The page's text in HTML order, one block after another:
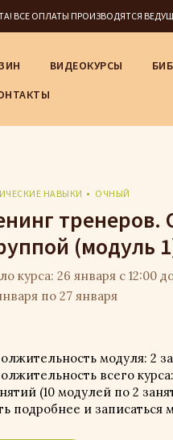
ВСЕ ОПЛАТЫ ПРОИЗВОДЯТСЯ
ВИДЕОКУРСЫ
НАВЫКИ ОЧНЫЙ
тренеров.
(модуль
курса: 26 января с 12:00
по 27 января
модуля: 2
всего курса:
(10 модулей по 2
подробнее и